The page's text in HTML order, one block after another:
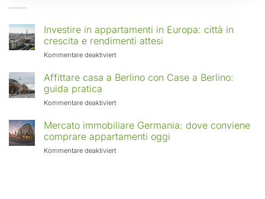
Investire in appartamenti in Europa: città in
crescita e rendimenti attesi
Kommentare deaktiviertfür
in
Europa:
in
crescita
rendimenti
Affittare casa a Berlino con Case a Berlino:
guida pratica
Kommentare deaktiviertfür
casa
a
Berlino
con
Mercato immobiliare Germania: dove conviene
comprare appartamenti oggi
Kommentare deaktiviertfür